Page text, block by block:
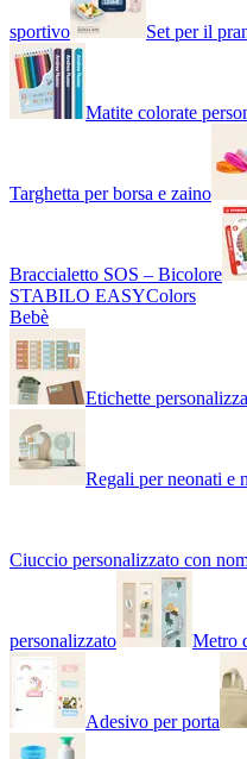
sportivo Set per il
Matite colorate
Targhetta per borsa e zaino
Braccialetto SOS – Bicolore
STABILO EASYColors
Bebè
Etichette
Regali per neonati e
Ciuccio personalizzato con
personalizzato Metro
Adesivo per porta